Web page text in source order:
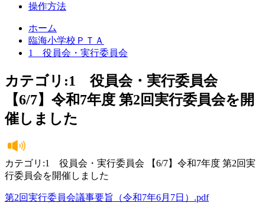
操作方法
ホーム
臨海小学校ＰＴＡ
1 役員会・実行委員会
カテゴリ:1 役員会・実行委員会
【6/7】令和7年度 第2回実行委員会を開
催しました
カテゴリ:1 役員会・実行委員会 【6/7】令和7年度 第2回実
行委員会を開催しました
第2回実行委員会議事要旨（令和7年6月7日）.pdf